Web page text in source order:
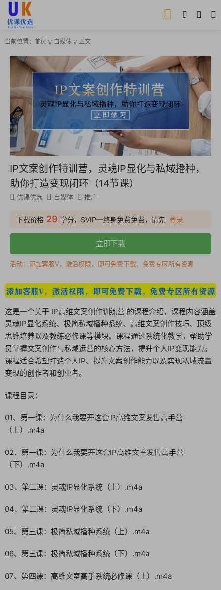
当前位置： 首页 自媒体 正文
IP文案创作特训营，灵魂IP显化与私域播种，
助你打造变现闭环（14节课）
优课优选 自媒体 推广
下载价格 29 学分，SVIP—终身免费免费，请先 登录
立即下载
活动：添加客服V，激活权限，即可免费下载，免费专区所有资源
这是一个关于 IP高维文案创作训练营 的课程介绍，课程内容涵盖
灵魂IP显化系统、极简私域播种系统、高维文案创作技巧、顶级
思维培养以及教练必修课等模块。课程通过系统化教学，帮助学
员掌握文案创作与私域运营的核心方法，提升个人IP变现能力。
课程适合希望打造个人IP、提升文案创作能力以及实现私域流量
变现的创作者和创业者。
课程目录：
01、第一课：为什么我要开这套IP高维文案发售高手营
（上）.m4a
02、第一课：为什么我要开这套IP高维文室发售高手营
（下）.m4a
03、第二课：灵魂IP显化系统（上）.m4a
04、第二课：灵魂IP显化系统（下）.m4a
05、第三课：极简私域播种系统（上）.m4a
06、第三课：极简私域播种系统（下）.m4a
07、第四课：高维文室高手系统必修课（上）.m4a